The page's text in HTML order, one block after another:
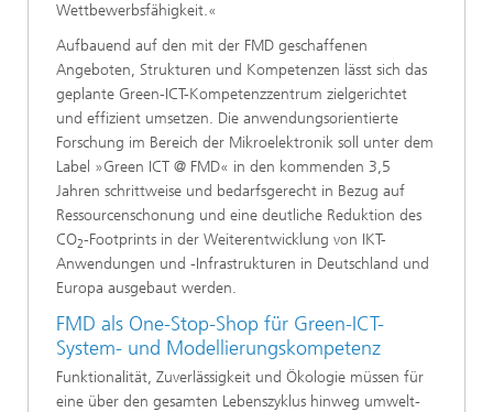
Wettbewerbsfähigkeit.«
Aufbauend auf den mit der FMD geschaffenen
Angeboten, Strukturen und Kompetenzen lässt sich das
geplante Green-ICT-Kompetenzzentrum zielgerichtet
und effizient umsetzen. Die anwendungsorientierte
Forschung im Bereich der Mikroelektronik soll unter dem
Label »Green ICT @ FMD« in den kommenden 3,5
Jahren schrittweise und bedarfsgerecht in Bezug auf
Ressourcenschonung und eine deutliche Reduktion des
CO2-Footprints in der Weiterentwicklung von IKT-
Anwendungen und -Infrastrukturen in Deutschland und
Europa ausgebaut werden.
FMD als One-Stop-Shop für Green-ICT-
System- und Modellierungskompetenz
Funktionalität, Zuverlässigkeit und Ökologie müssen für
eine über den gesamten Lebenszyklus hinweg umwelt-